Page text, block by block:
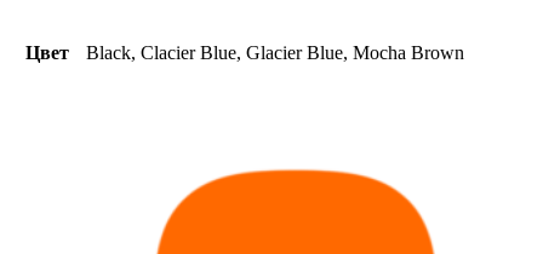
Цвет Black, Clacier Blue, Glacier Blue, Mocha Brown